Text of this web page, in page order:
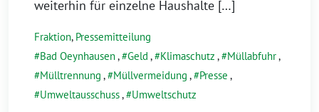
weiterhin für einzelne Haushalte […]
Fraktion, Pressemitteilung
Bad Oeynhausen, Geld , Klimaschutz , Müllabfuhr,
Mülltrennung , Müllvermeidung , Presse ,
Umweltausschuss, Umweltschutz